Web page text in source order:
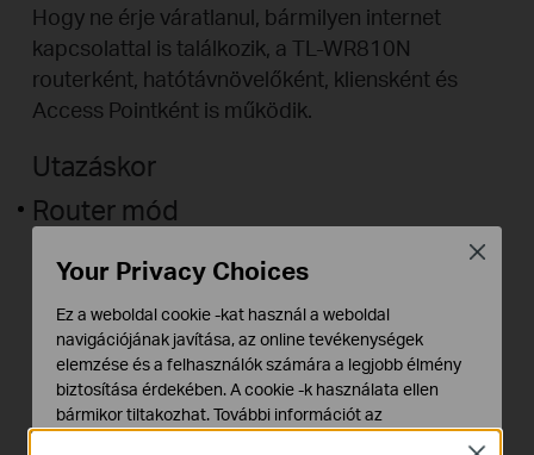
Hogy ne érje váratlanul, bármilyen internet
kapcsolattal is találkozik, a TL-WR810N
routerként, hatótávnövelőként, kliensként és
Access Pointként is működik.
Utazáskor
Router mód
hálózatot és megoszthatja az Internetet más Wi-
Fi-s készülékekkel is. Alkalmas a legtöbb
szállodai hálózathoz.
Your Privacy Choices
Ez a weboldal cookie -kat használ a weboldal
navigációjának javítása, az online tevékenységek
elemzése és a felhasználók számára a legjobb élmény
biztosítása érdekében. A cookie -k használata ellen
bármikor tiltakozhat. További információt az
Close